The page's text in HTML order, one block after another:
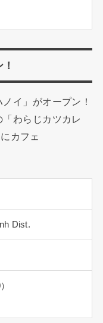
イ」がオープン！
わらじカツカレ
カフェ
Dist.